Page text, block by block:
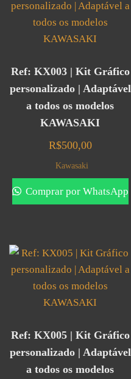
Ref: KX003 | Kit Gráfico
personalizado | Adaptável
a todos os modelos
KAWASAKI
R$500,00
Kawasaki
Comprar por WhatsApp
Ref: KX005 | Kit Gráfico
personalizado | Adaptável
a todos os modelos